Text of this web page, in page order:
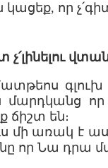
կացեք, որ
գլուխ
մարդկանց
ճիշտ են։
մի առակ է
որ Նա դրա